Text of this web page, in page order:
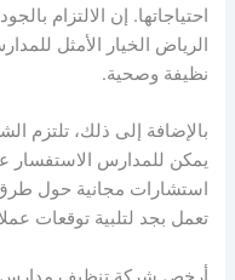
احتياجاتها. إن الالتزام
الرياض الخيار الأمثل
نظيفة وصحية.
بالإضافة إلى ذلك، تلتزم
يمكن للمدارس الاستفسار
استشارات مجانية حول
تعمل بجد لتلبية توقعات